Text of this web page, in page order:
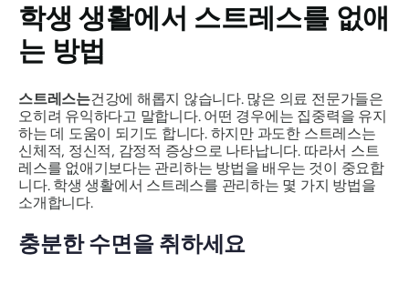
학생 생활에서 스트레스를 없애
는 방법
스트레스는건강에 해롭지 않습니다. 많은 의료 전문가들은
오히려 유익하다고 말합니다. 어떤 경우에는 집중력을 유지
하는 데 도움이 되기도 합니다. 하지만 과도한 스트레스는
신체적, 정신적, 감정적 증상으로 나타납니다. 따라서 스트
레스를 없애기보다는 관리하는 방법을 배우는 것이 중요합
니다. 학생 생활에서 스트레스를 관리하는 몇 가지 방법을
소개합니다.
충분한 수면을 취하세요